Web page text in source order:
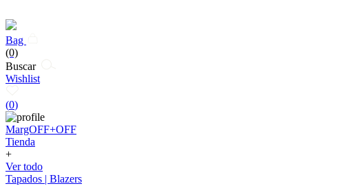
Bag
(0)
Buscar
Wishlist
(0)
MargOFF+OFF
Tienda
+
Ver todo
Tapados | Blazers